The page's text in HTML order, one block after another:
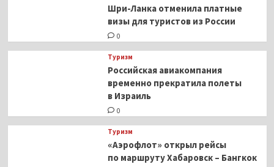
Шри-Ланка отменила платные
визы для туристов из России
0
Туризм
Российская авиакомпания
временно прекратила полеты
в Израиль
0
Туризм
«Аэрофлот» открыл рейсы
по маршруту Хабаровск – Бангкок